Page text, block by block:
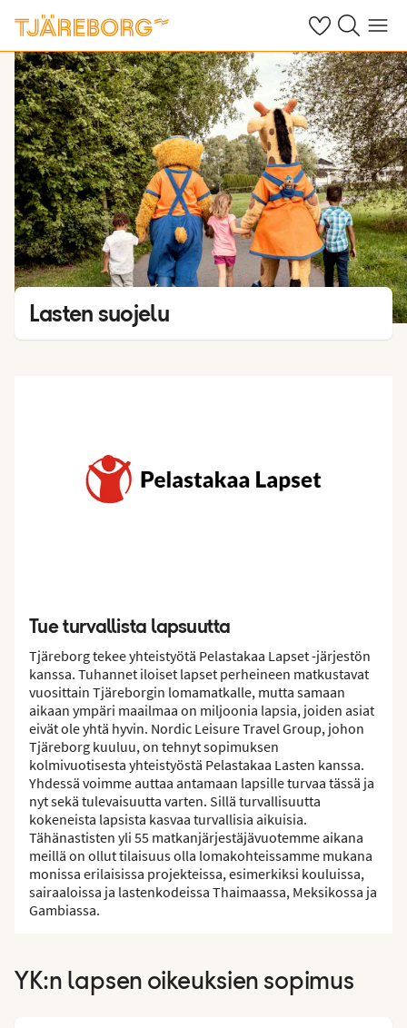
OmatHaku Valikko
Lasten suojelu
Tue turvallista lapsuutta
Tjäreborg tekee yhteistyötä Pelastakaa Lapset -järjestön
kanssa. Tuhannet iloiset lapset perheineen matkustavat
vuosittain Tjäreborgin lomamatkalle, mutta samaan
aikaan ympäri maailmaa on miljoonia lapsia, joiden asiat
eivät ole yhtä hyvin. Nordic Leisure Travel Group, johon
Tjäreborg kuuluu, on tehnyt sopimuksen
kolmivuotisesta yhteistyöstä Pelastakaa Lasten kanssa.
Yhdessä voimme auttaa antamaan lapsille turvaa tässä ja
nyt sekä tulevaisuutta varten. Sillä turvallisuutta
kokeneista lapsista kasvaa turvallisia aikuisia.
Tähänastisten yli 55 matkanjärjestäjävuotemme aikana
meillä on ollut tilaisuus olla lomakohteissamme mukana
monissa erilaisissa projekteissa, esimerkiksi kouluissa,
sairaaloissa ja lastenkodeissa Thaimaassa, Meksikossa ja
Gambiassa.
YK:n lapsen oikeuksien sopimus